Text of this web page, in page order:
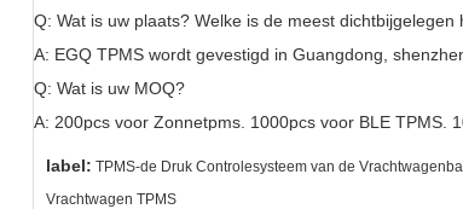
Q: Wat is uw plaats? Welke is de meest dichtbijgelegen
A: EGQ TPMS wordt gevestigd in Guangdong,
Q: Wat is uw MOQ?
A: 200pcs voor Zonnetpms. 1000pcs voor BLE TPMS.
label: TPMS-de Druk Controlesysteem van de
Vrachtwagen TPMS